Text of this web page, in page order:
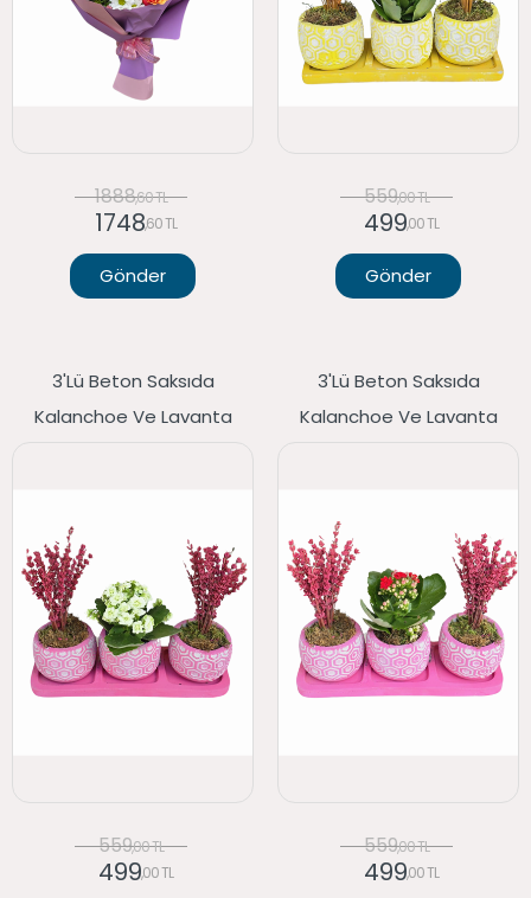
1888,60 TL
1748,60 TL
Gönder
559,00 TL
499,00 TL
Gönder
3'lü Beton Saksıda
Kalanchoe Ve Lavanta
559,00 TL
499,00 TL
3'lü Beton Saksıda
Kalanchoe Ve Lavanta
559,00 TL
499,00 TL